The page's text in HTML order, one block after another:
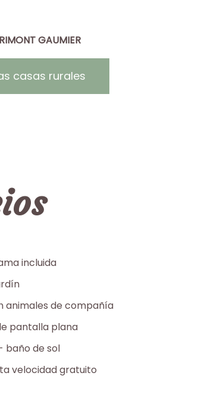
GAUMIER
casas rurales
incluida
animales de compañía
pantalla plana
baño de sol
velocidad gratuito